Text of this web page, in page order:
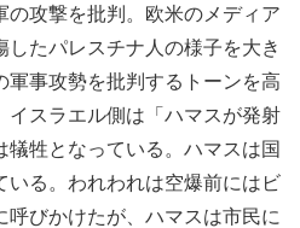
の攻撃を批判。欧米のメディア
したパレスチナ人の様子を大き
軍事攻勢を批判するトーンを高
イスラエル側は「ハマスが発射
牲となっている。ハマスは国
いる。われわれは空爆前にはビ
呼びかけたが、ハマスは市民に